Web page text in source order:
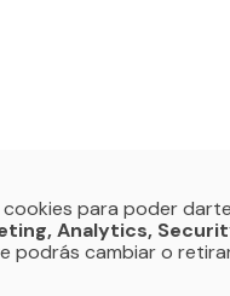
cookies para poder
Analytics,
podrás cambiar o